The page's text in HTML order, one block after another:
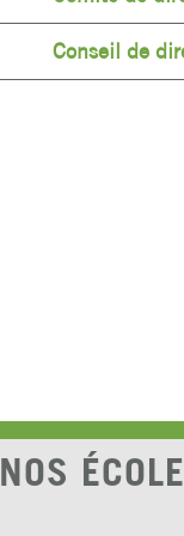
Conseil de
NOS